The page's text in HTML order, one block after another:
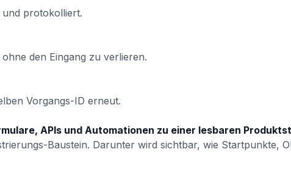
protokolliert.
den Eingang zu verlieren.
Vorgangs-ID erneut.
APIs und Automationen zu einer lesbaren
Baustein. Darunter wird sichtbar, wie Startpunkte,